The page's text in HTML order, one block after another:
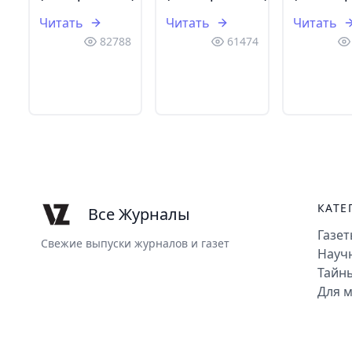
Читать
82788
Читать
61474
Читать
Все Журналы
Свежие выпуски журналов и газет
Для